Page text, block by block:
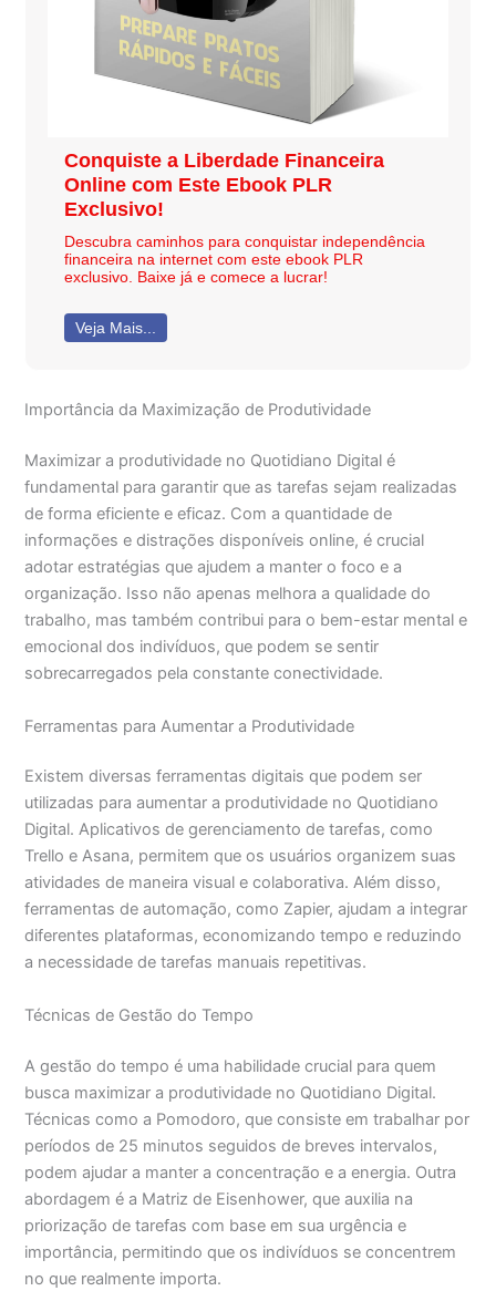
Conquiste a Liberdade Financeira
Online com Este Ebook PLR
Exclusivo!
Descubra caminhos para conquistar independência
financeira na internet com este ebook PLR
exclusivo. Baixe já e comece a lucrar!
Veja Mais...
Importância da Maximização de Produtividade
Maximizar a produtividade no Quotidiano Digital é
fundamental para garantir que as tarefas sejam realizadas
de forma eficiente e eficaz. Com a quantidade de
informações e distrações disponíveis online, é crucial
adotar estratégias que ajudem a manter o foco e a
organização. Isso não apenas melhora a qualidade do
trabalho, mas também contribui para o bem-estar mental e
emocional dos indivíduos, que podem se sentir
sobrecarregados pela constante conectividade.
Ferramentas para Aumentar a Produtividade
Existem diversas ferramentas digitais que podem ser
utilizadas para aumentar a produtividade no Quotidiano
Digital. Aplicativos de gerenciamento de tarefas, como
Trello e Asana, permitem que os usuários organizem suas
atividades de maneira visual e colaborativa. Além disso,
ferramentas de automação, como Zapier, ajudam a integrar
diferentes plataformas, economizando tempo e reduzindo
a necessidade de tarefas manuais repetitivas.
Técnicas de Gestão do Tempo
A gestão do tempo é uma habilidade crucial para quem
busca maximizar a produtividade no Quotidiano Digital.
Técnicas como a Pomodoro, que consiste em trabalhar por
períodos de 25 minutos seguidos de breves intervalos,
podem ajudar a manter a concentração e a energia. Outra
abordagem é a Matriz de Eisenhower, que auxilia na
priorização de tarefas com base em sua urgência e
importância, permitindo que os indivíduos se concentrem
no que realmente importa.